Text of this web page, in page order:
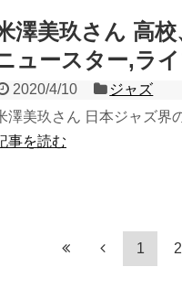
澤美玖さん 高
ュースター,ラ
2020/4/10
ジャズ
澤美玖さん 日本ジャズ界
事を読む
1 2